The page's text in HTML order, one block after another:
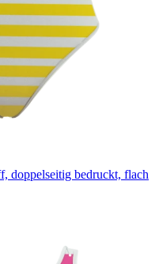
doppelseitig bedruckt, flach